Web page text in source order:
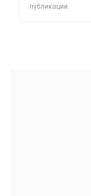
публикации.